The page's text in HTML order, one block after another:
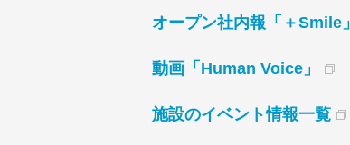
オープン社内報「＋Smile」
動画「Human Voice」
施設のイベント情報一覧